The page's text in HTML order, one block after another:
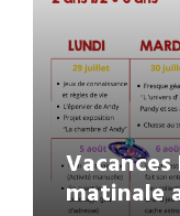
matinale